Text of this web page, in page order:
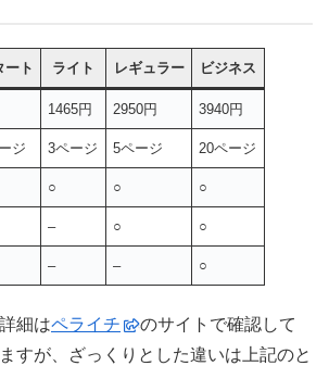
ート ライト レギュラー ビジネス
1465円 2950円 3940円
ジ 3ページ 5ページ 20ページ
○ ○ ○
– ○ ○
– – ○
細はペライチ
のサイトで確認して
すが、ざっくりとした違いは上記のと